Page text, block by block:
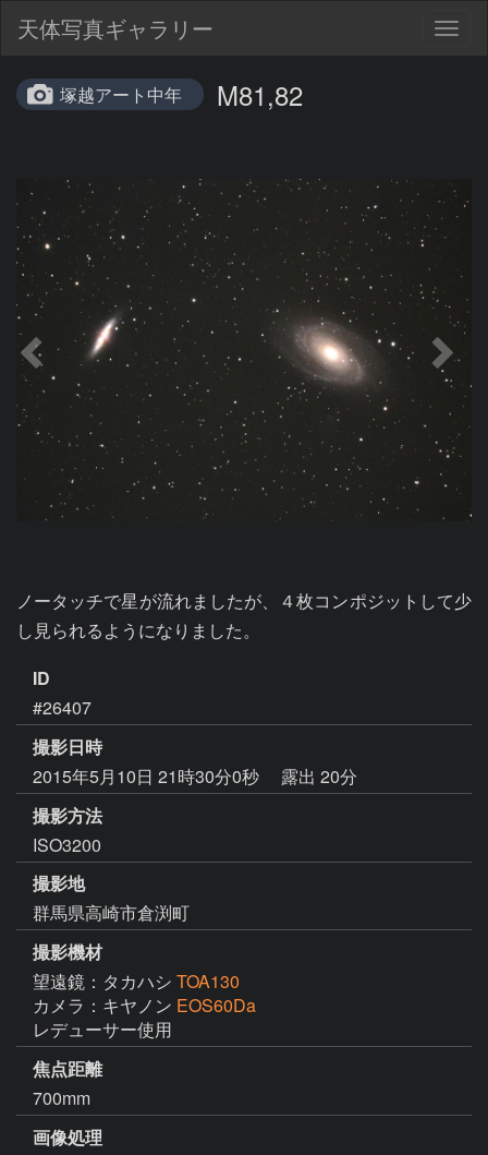
天体写真ギャラリー
塚越アート中年 M81,82
ノータッチで星が流れましたが、４枚コンポジットして少
し見られるようになりました。
ID
#26407
撮影日時
2015年5月10日 21時30分0秒
露出 20分
撮影方法
ISO3200
撮影地
群馬県高崎市倉渕町
撮影機材
望遠鏡：タカハシ TOA130
カメラ：キヤノン EOS60Da
レデューサー使用
焦点距離
700mm
画像処理